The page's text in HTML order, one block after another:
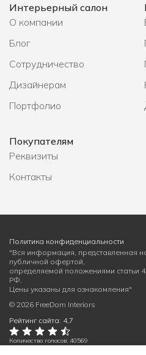
Интерьерный салон
О компании
Блог
Сотрудничество
Дизайнерам
Портфолио
Покупателям
Реквизиты
Контакты
Политика конфиденциальности
"Вся информация, представленная
публичной офертой,
определяемой положениями статьи
РФ.
Цены указаны для ознакомления"
© 2026 FreeDom Interiors
Рейтинг сайта: 4,7
Количество голосов: 40569